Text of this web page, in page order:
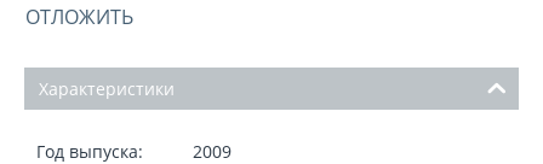
ОТЛОЖИТЬ
Характеристики
Год выпуска: 2009